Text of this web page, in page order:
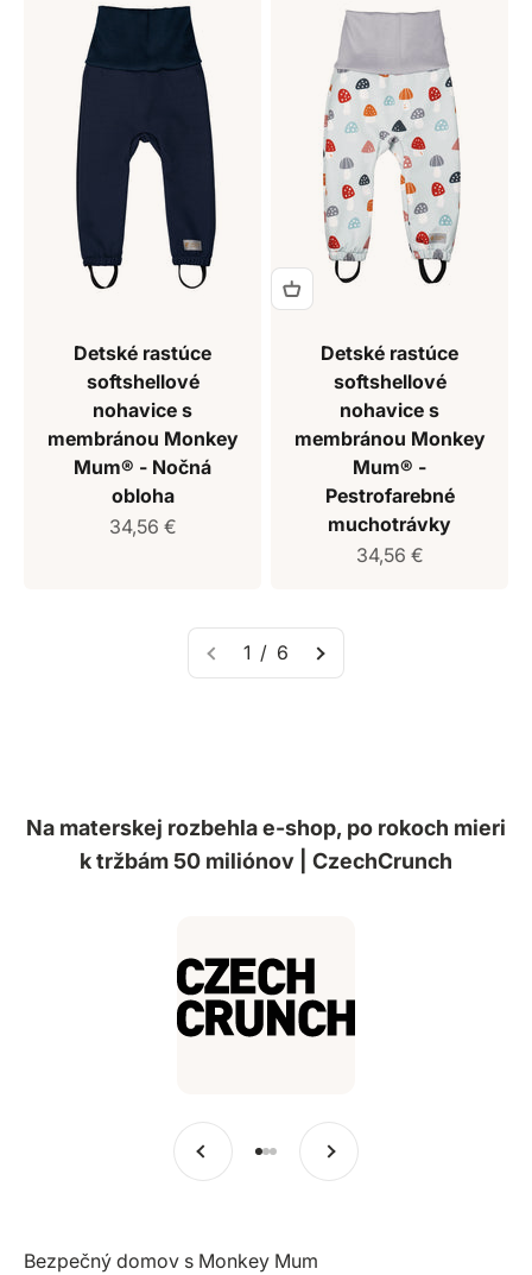
Detské rastúce
softshellové
nohavice s
membránou Monkey
Mum® - Nočná
obloha
Predajná cena
34,56 €
Detské rastúce
softshellové
nohavice s
membránou Monkey
Mum® -
Pestrofarebné
muchotrávky
Predajná cena
34,56 €
1 / 6
Na materskej rozbehla e-shop, po rokoch mieri
k tržbám 50 miliónov | CzechCrunch
Predchádzajúce
Prejsť na položku 1
Prejsť na položku 2
Prejsť na položku 3
Ďalšie
Bezpečný domov s Monkey Mum